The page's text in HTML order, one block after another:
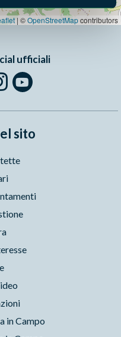
| ©OpenStreetMapcontributors
ufficiali
sito
in Campo